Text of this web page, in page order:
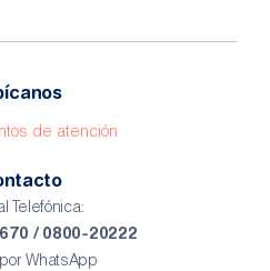
de atención
Telefónica:
/ 0800-20222
WhatsApp